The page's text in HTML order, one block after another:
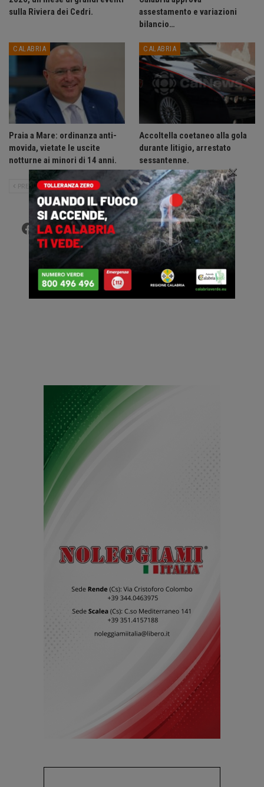
sulla Riviera dei Cedri.
assestamento e variazioni
bilancio…
CALABRIA
Praia a Mare: ordinanza anti-
movida, vietate le uscite
notturne ai minori di 14 anni.
CALABRIA
Accoltella coetaneo alla gola
durante litigio, arrestato
sessantenne.
PRECEDENTE SUCCESSIVO
Facebook
Twitter
×